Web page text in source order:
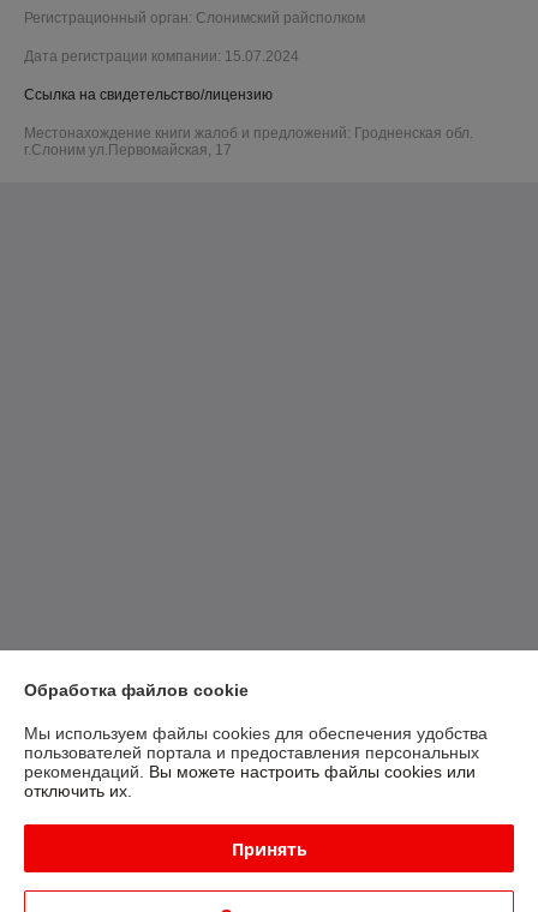
Регистрационный орган: Слонимский райсполком
Дата регистрации компании: 15.07.2024
Ссылка на свидетельство/лицензию
Местонахождение книги жалоб и предложений: Гродненская обл.
г.Слоним ул.Первомайская, 17
Обработка файлов cookie
Мы используем файлы cookies для обеспечения удобства
пользователей портала и предоставления персональных
рекомендаций. Вы можете настроить файлы cookies или
отключить их.
Принять